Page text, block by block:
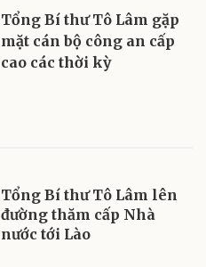
Tổng Bí thư Tô Lâm gặp
mặt cán bộ công an cấp
cao các thời kỳ
Tổng Bí thư Tô Lâm lên
đường thăm cấp Nhà
nước tới Lào